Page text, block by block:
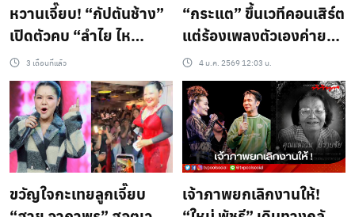
หวานเจี๊ยบ! “กัปตันช้าง”
เปิดตัวคบ “ลำไย ไห
ทองคำ” โพสต์รูปคู่พร้อม
แคปชั่นสุดเขิน “ขอ
อนุญาตร๊ากกกก”
3 เดือนที่แล้ว
“กระแต” ขึ้นเวทีคอนเสิร์ต
แต่ร้องเพลงตัวเองค่าย
เก่าไม่ได้ เผยติดลิขสิทธิ์
ร้องได้แค่ 7 คำ เผยเคยขอ
ซื้อลิขสิทธิ์แล้ว แต่เขาไม่
ขาย
4 ม.ค. 2569 12:03 น.
ขวัญใจกะเทยลูกเจี๊ยบ
เจ้าภาพยกเลิกงานให้!